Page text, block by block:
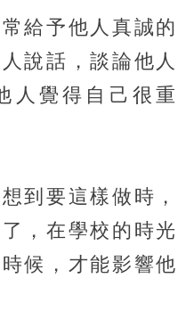
給予他人真誠的
說話，談論他人
人覺得自己很重
到要這樣做時，
，在學校的時光
候，才能影響他